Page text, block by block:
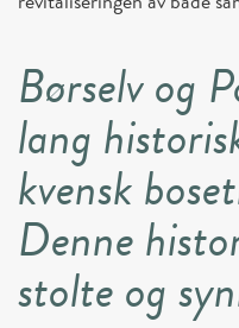
Børselv og
lang
kvensk
Denne
stolte og